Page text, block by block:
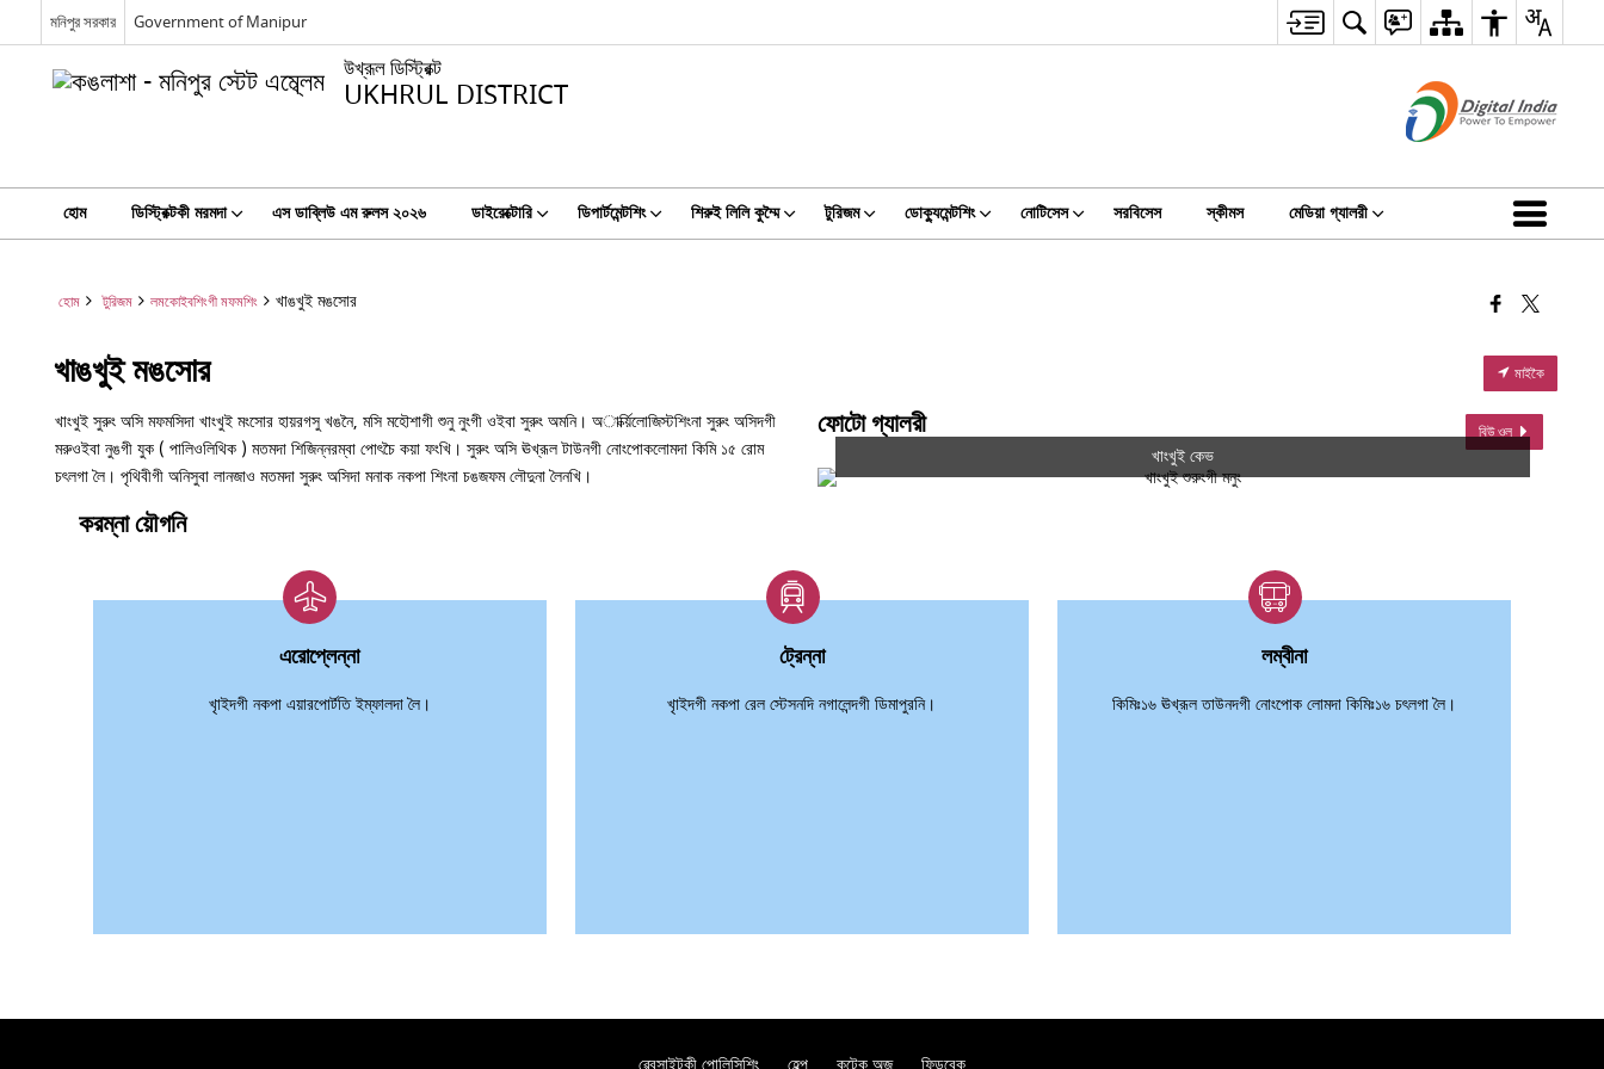
মনিপুর সরকার Government of Manipur
উখ্রূল ডিস্ট্রিক্ট
UKHRUL DISTRICT
হোম ডিস্ট্রিক্টকী মরমদা এস ডাব্লিউ এম রুলস ২০২৬ ডাইরেক্টোরি ডিপার্টমেন্টশিং শিরুই লিলি কুম্মৈ টুরিজম ডোক্যুমেন্টশিং নোটিসেস সরবিসেস স্কীমস মেডিয়া গ্যালরী
হোম টুরিজম লমকোইবশিংগী মফমশিং খাঙখুই মঙসোর
খাঙখুই মঙসোর মাইকৈ
খাংখুই সুরুং অসি মফমসিদা খাংখুই মংসোর হায়রগসু খঙনৈ, মসি মহৌশাগী শুনু নুংগী ওইবা সুরুং অমনি। অার্ক্য়িলোজিস্টশিংনা সুরুং অসিদগী
মরুওইবা নুঙগী যুক ( পালিওলিথিক ) মতমদা শিজিন্নরম্বা পোৎচৈ কয়া ফংখি। সুরুং অসি ঊখ্রূল টাউনগী নোংপোকলোমদা কিমি ১৫ রোম
চৎলগা লৈ। পৃথিবীগী অনিসুবা লানজাও মতমদা সুরুং অসিদা মনাক নকপা শিংনা চঙজফম লৌদুনা লৈনখি।
ফোটো গ্যালরী বিউ ওল
খাংখুই কেভ
করম্না য়ৌগনি
এরোপ্লেন্না
খৃাইদগী নকপা এয়ারপোর্টতি ইম্ফালদা লৈ।
ট্রেন্না
খৃাইদগী নকপা রেল স্টেসনদি নগালেন্দগী ডিমাপুরনি।
লম্বীনা
কিমিঃ১৬ ঊখ্রূল তাউনদগী নোংপোক লোমদা কিমিঃ১৬ চৎলগা লৈ।